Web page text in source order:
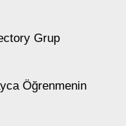
Grup
Öğrenmenin